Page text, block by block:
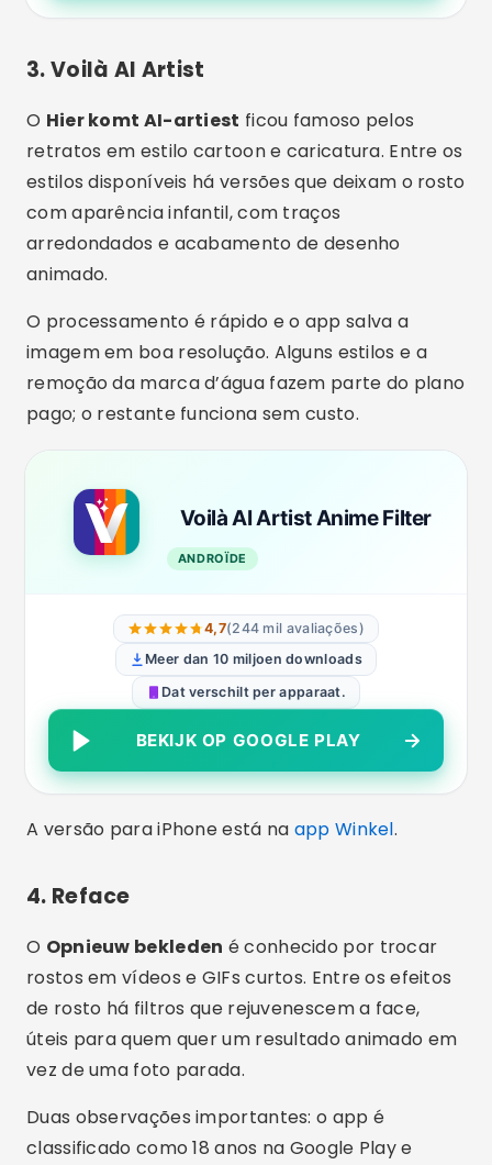
3. Voilà AI Artist
O Hier komt AI-artiest ficou famoso pelos
retratos em estilo cartoon e caricatura. Entre os
estilos disponíveis há versões que deixam o rosto
com aparência infantil, com traços
arredondados e acabamento de desenho
animado.
O processamento é rápido e o app salva a
imagem em boa resolução. Alguns estilos e a
remoção da marca d’água fazem parte do plano
pago; o restante funciona sem custo.
Voilà AI Artist Anime Filter
ANDROÏDE
4,7(244 mil avaliações)
Meer dan 10 miljoen downloads
Dat verschilt per apparaat.
BEKIJK OP GOOGLE PLAY
A versão para iPhone está na app Winkel.
4. Reface
O Opnieuw bekleden é conhecido por trocar
rostos em vídeos e GIFs curtos. Entre os efeitos
de rosto há filtros que rejuvenescem a face,
úteis para quem quer um resultado animado em
vez de uma foto parada.
Duas observações importantes: o app é
classificado como 18 anos na Google Play e